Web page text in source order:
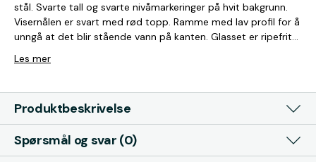
stål. Svarte tall og svarte nivåmarkeringer på hvit bakgrunn.
Visernålen er svart med rød topp. Ramme med lav profil for å
unngå at det blir stående vann på kanten. Glasset er ripefritt,
nattavlesning. Instrumentene er tåkefrie. Felles for alle
°C. Silikondemping for å minimere hoppende nål og skape et
stabilt display. Magnetisk skjermet for ikke å forstyrre eller bli
forstyrret av kompasser og andre instrumenter. Materialer av
høy kvalitet som motstår korrosjon, UV-stråler og kjemikalier.
Ekte glass i linsen for best mulig klarhet og ripebestandighet.
Les mer
Produktbeskrivelse
Spørsmål og svar (0)